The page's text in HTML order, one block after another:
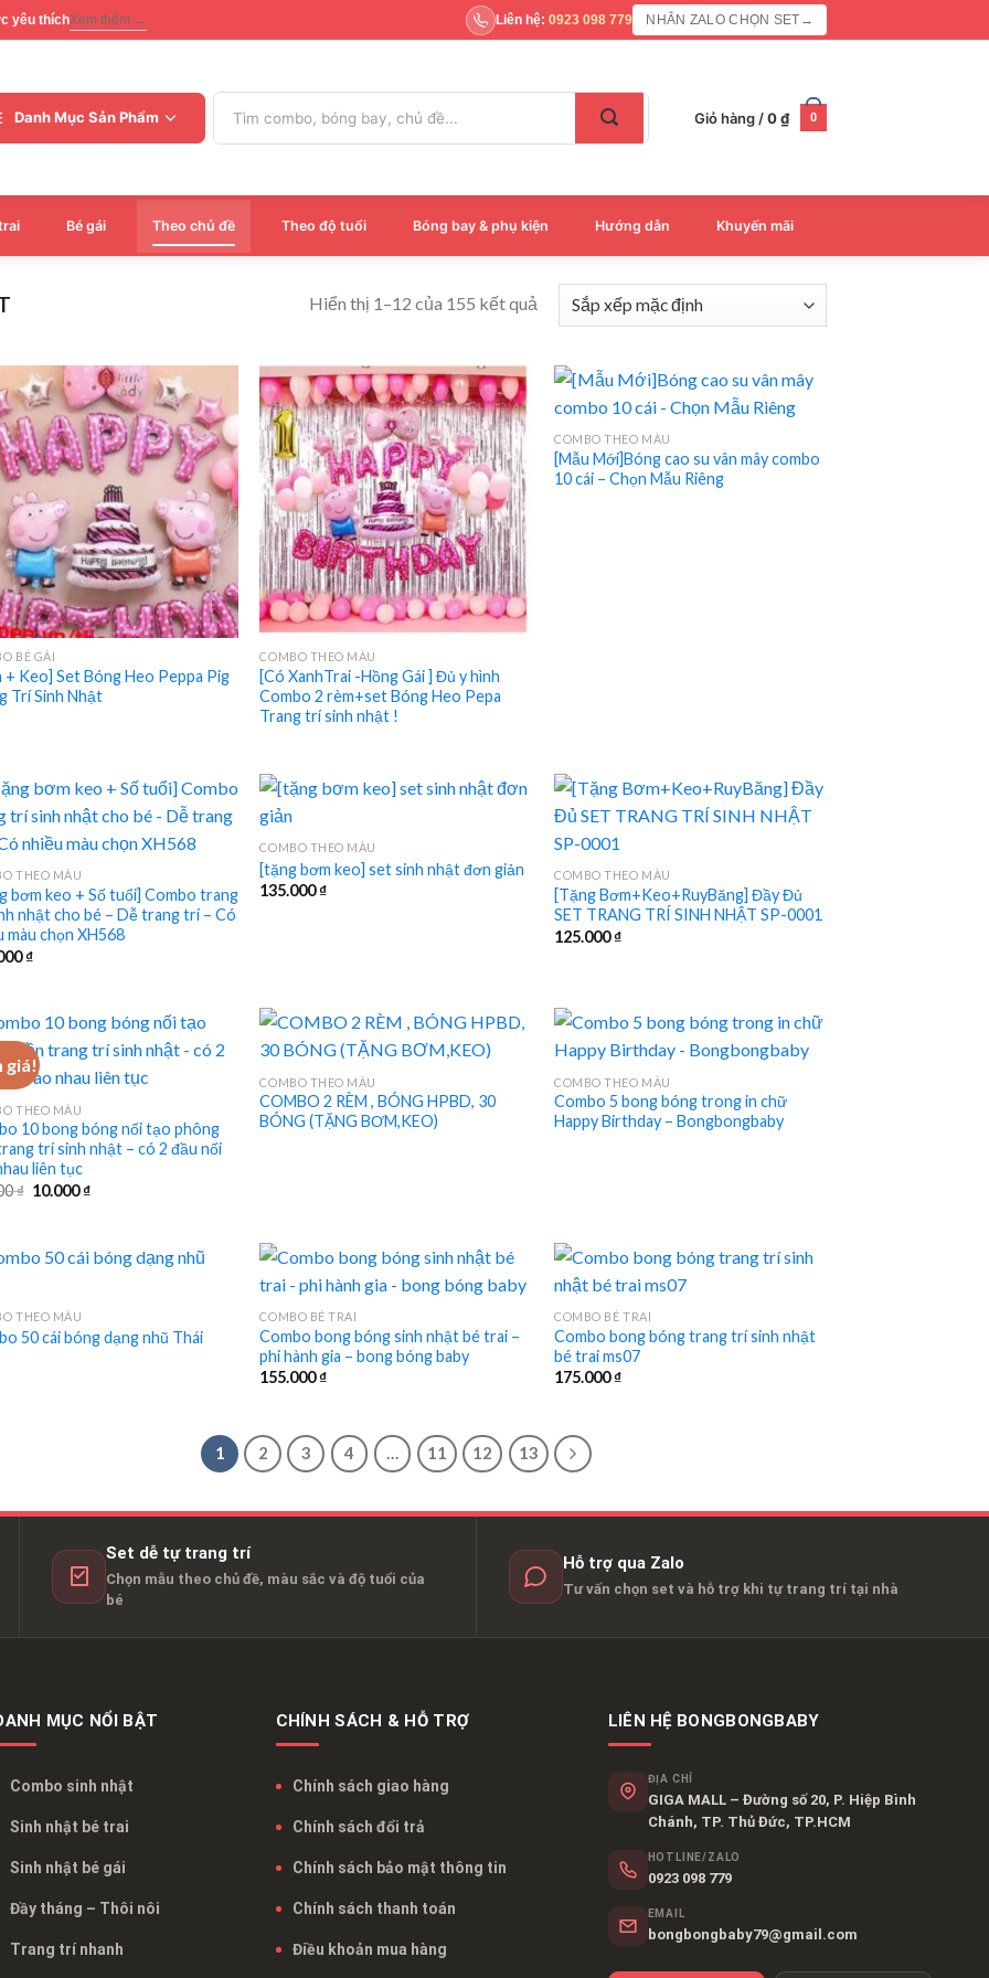
yêu thíchXem thêm → Liên hệ:0923 098 779 NHẮN ZALO CHỌN SET →
Danh Mục Sản Phẩm
Tìm
kiếm:
Giỏ hàng /0₫ 0
Bé gái Theo chủ đề Theo độ tuổi Bóng bay & phụ kiện Hướng dẫn Khuyến mãi
Hiển thị 1–12 của 155 kết quả
BÉ GÁI
+ Keo] Set Bóng Heo Peppa Pig
Trí Sinh Nhật
COMBO THEO MÀU
[Có XanhTrai -Hồng Gái ] Đủ y hình
Combo 2 rèm+set Bóng Heo Pepa
Trang trí sinh nhật !
COMBO THEO MÀU
[Mẫu Mới]Bóng cao su vân mây combo
10 cái – Chọn Mẫu Riêng
THEO MÀU
bơm keo + Số tuổi] Combo trang
nhật cho bé – Dễ trang trí – Có
màu chọn XH568
₫
COMBO THEO MÀU
[tặng bơm keo] set sinh nhật đơn giản
135.000₫
COMBO THEO MÀU
[Tặng Bơm+Keo+RuyBăng] Đầy Đủ
SET TRANG TRÍ SINH NHẬT SP-0001
125.000₫
giá!
THEO MÀU
10 bong bóng nối tạo phông
trí sinh nhật – có 2 đầu nối
liên tục
₫ Giá
10.000₫Giá
10.000 ₫.
COMBO THEO MÀU
COMBO 2 RÈM , BÓNG HPBD, 30
BÓNG (TẶNG BƠM,KEO)
COMBO THEO MÀU
Combo 5 bong bóng trong in chữ
Happy Birthday – Bongbongbaby
THEO MÀU
50 cái bóng dạng nhũ Thái
COMBO BÉ TRAI
Combo bong bóng sinh nhật bé trai –
phi hành gia – bong bóng baby
155.000₫
COMBO BÉ TRAI
Combo bong bóng trang trí sinh nhật
bé trai ms07
175.000₫
1 2 3 4 … 11 12 13
Set dễ tự trang trí
Chọn mẫu theo chủ đề, màu sắc và độ tuổi của
bé
Hỗ trợ qua Zalo
Tư vấn chọn set và hỗ trợ khi tự trang trí tại nhà
MỤC NỔI BẬT
Combo sinh nhật
Sinh nhật bé trai
Sinh nhật bé gái
Đầy tháng – Thôi nôi
Trang trí nhanh
CHÍNH SÁCH & HỖ TRỢ
Chính sách giao hàng
Chính sách đổi trả
Chính sách bảo mật thông tin
Chính sách thanh toán
Điều khoản mua hàng
LIÊN HỆ BONGBONGBABY
ĐỊA CHỈ
GIGA MALL – Đường số 20, P. Hiệp Bình
Chánh, TP. Thủ Đức, TP.HCM
HOTLINE/ZALO
0923 098 779
EMAIL
bongbongbaby79@gmail.com